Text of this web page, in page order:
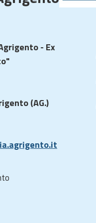
- Ex
(AG.)